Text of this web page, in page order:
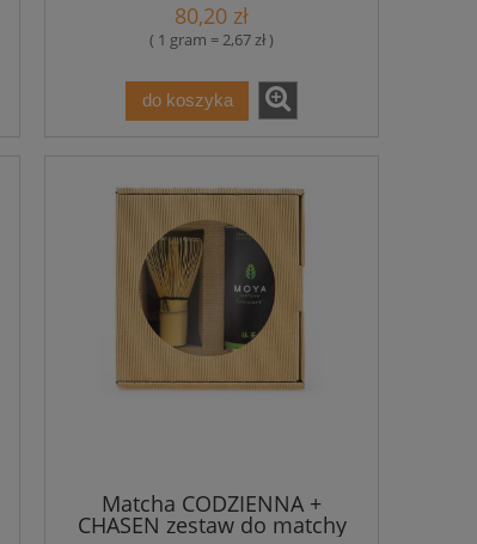
80,20 zł
( 1 gram = 2,67 zł )
do koszyka
Matcha CODZIENNA +
CHASEN zestaw do matchy